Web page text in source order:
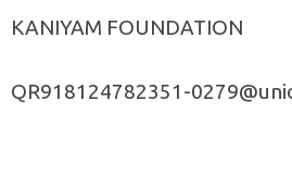
KANIYAM FOUNDATION
QR918124782351-